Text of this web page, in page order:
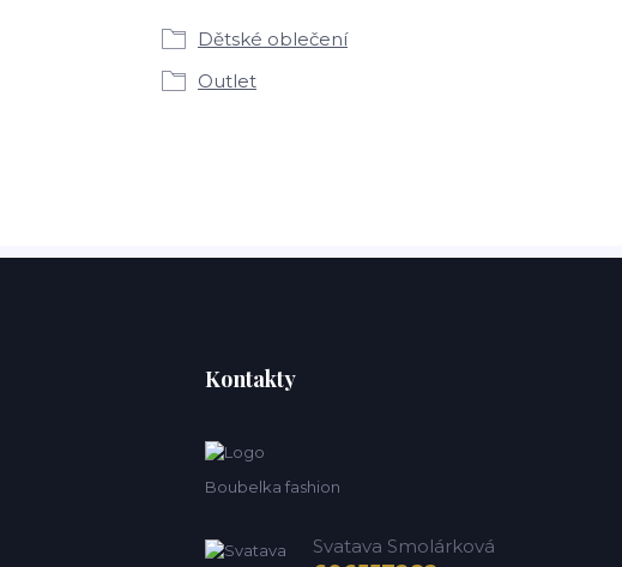
Dětské oblečení
Outlet
Kontakty
Boubelka fashion
Svatava Smolárková